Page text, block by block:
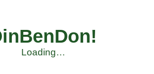
Loading…